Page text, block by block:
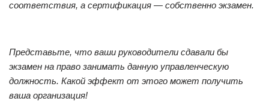
соответствия, а сертификация — собственно экзамен.
Представьте, что ваши руководители сдавали бы
экзамен на право занимать данную управленческую
должность. Какой эффект от этого может получить
ваша организация!